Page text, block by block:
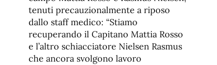
tenuti precauzionalmente a riposo
dallo staff medico: “Stiamo
recuperando il Capitano Mattia Rosso
e l’altro schiacciatore Nielsen Rasmus
che ancora svolgono lavoro